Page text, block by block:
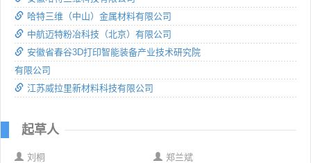
哈特三维（中山）金属材料有限公司
中航迈特粉冶科技（北京）有限公司
安徽省春谷3D打印智能装备产业技术研究院
有限公司
江苏威拉里新材料科技有限公司
起草人
刘桐
郑兰斌